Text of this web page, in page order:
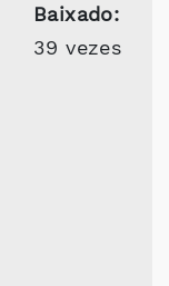
Baixado:
39 vezes